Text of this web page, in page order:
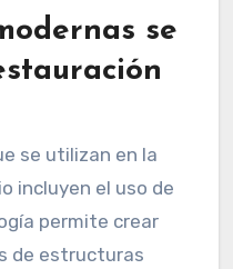
se
se utilizan en la
incluyen el uso de
permite crear
de estructuras